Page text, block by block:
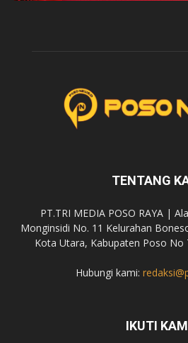
TENTANG
PT.TRI MEDIA POSO RAYA |
Monginsidi No. 11 Kelurahan
Kota Utara, Kabupaten Poso No
Hubungi kami:
IKUTI